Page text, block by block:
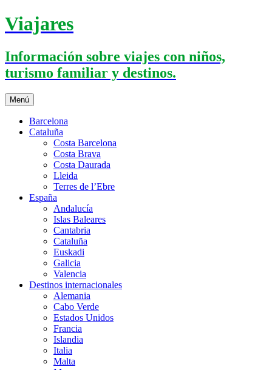
Saltar
al
Viajares
Información sobre viajes con niños,
turismo familiar y destinos.
Menú
Barcelona
Cataluña
Costa Barcelona
Costa Brava
Costa Daurada
Lleida
Terres de l’Ebre
España
Andalucía
Islas Baleares
Cantabria
Cataluña
Euskadi
Galicia
Valencia
Destinos internacionales
Alemania
Cabo Verde
Estados Unidos
Francia
Islandia
Italia
Malta